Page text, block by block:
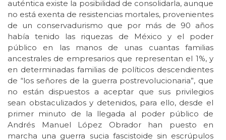
auténtica existe la posibilidad de consolidarla, aunque
no está exenta de resistencias mortales, provenientes
de un conservadurismo que por más de 90 años
había tenido las riquezas de México y el poder
público en las manos de unas cuantas familias
ancestrales de empresarios que representan el 1%, y
en determinadas familias de políticos descendientes
de “los señores de la guerra postrevolucionaria”, que
no están dispuestos a aceptar que sus privilegios
sean obstaculizados y detenidos, para ello, desde el
primer minuto de la llegada al poder público de
Andrés Manuel López Obrador han puesto en
marcha una guerra sucia fascistoide sin escrúpulos